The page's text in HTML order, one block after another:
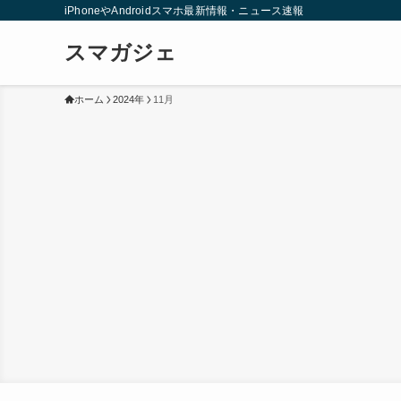
iPhoneやAndroidスマホ最新情報・ニュース速報
スマガジェ
ホーム 2024年 11月